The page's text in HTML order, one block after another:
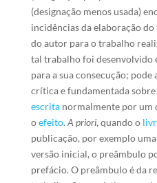
(designação menos usada)
incidências da elaboração
do autor para o trabalho
tal trabalho foi desenvolvido
para a sua consecução;
crítica e fundamentada
escritanormalmente por um
oefeito. A priori, quando o
publicação, por exemplo
versão inicial, o preâmbulo
prefácio. O preâmbulo é da